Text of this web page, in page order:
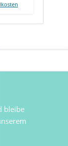
bleibe